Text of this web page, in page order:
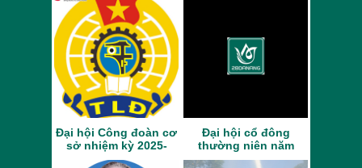
Đại hội Công đoàn cơ
sở nhiệm kỳ 2025-
2030
Đại hội cổ đông
thường niên năm
2023